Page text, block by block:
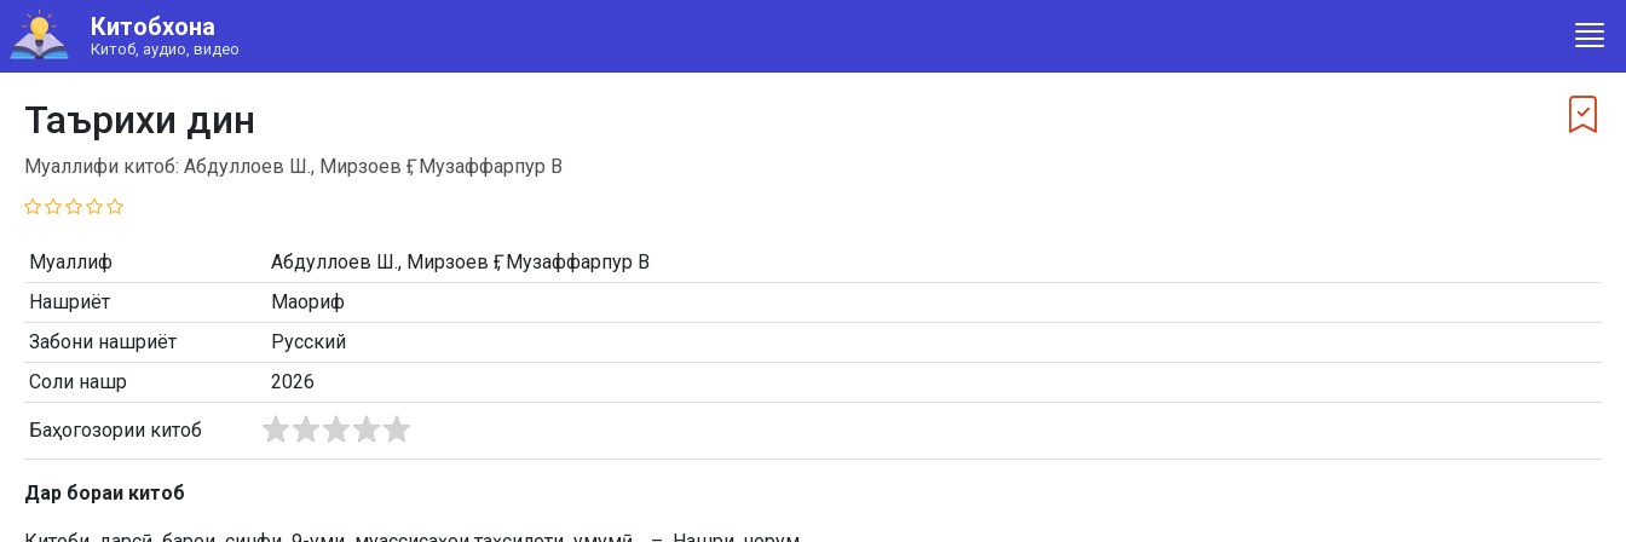
Китобхона
Китоб, аудио, видео
Таърихи дин
Муаллифи китоб: Абдуллоев Ш., Мирзоев Ғ., Музаффарпур В
Муаллиф
Абдуллоев Ш., Мирзоев Ғ., Музаффарпур В
Нашриёт
Маориф
Забони нашриёт
Русский
Соли нашр
2026
Баҳогозории китоб
Дар бораи китоб